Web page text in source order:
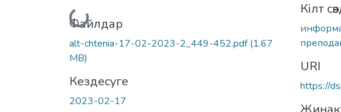
Жүктеу...
Файлдар
alt-chtenia-17-02-2023-2_449-452.pdf(1.67
MB)
Кездесуге
2023-02-17
Кілт
URI
https://